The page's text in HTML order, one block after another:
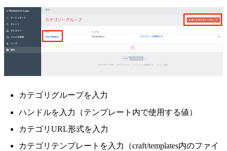
カテゴリグループを入力
ハンドルを入力（テンプレート内で使用する値）
カテゴリURL形式を入力
カテゴリテンプレートを入力（craft/templates内のファイ